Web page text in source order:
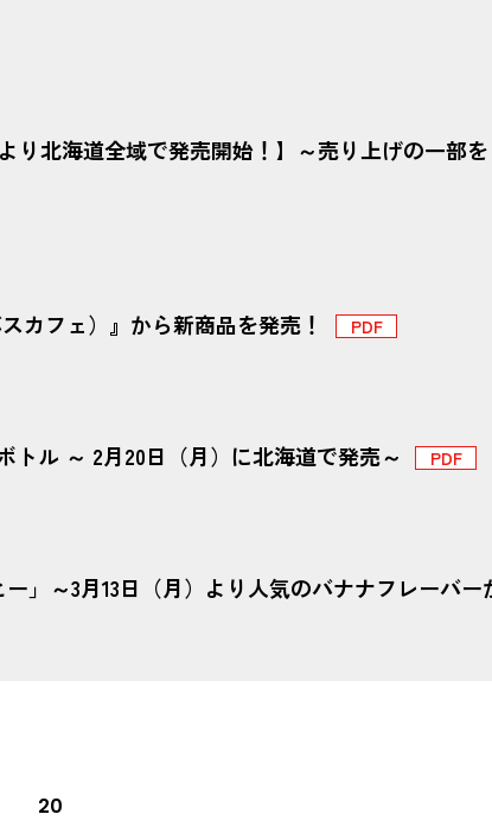
り北海道全域で発売開始！】～売り上げの一部を
カフェ）』から新商品を発売！
ル ～ 2月20日（月）に北海道で発売～
」～3月13日（月）より人気のバナナフレーバー
20